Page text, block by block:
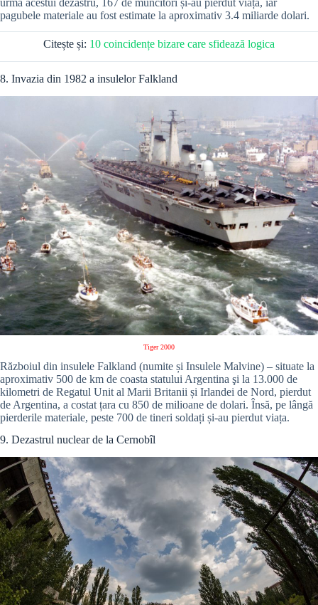
urma acestui dezastru, 167 de muncitori și-au pierdut viața, iar
pagubele materiale au fost estimate la aproximativ 3.4 miliarde dolari.
Citește și: 10 coincidențe bizare care sfidează logica
8. Invazia din 1982 a insulelor Falkland
Tiger 2000
Războiul din insulele Falkland (numite și Insulele Malvine) – situate la
aproximativ 500 de km de coasta statului Argentina şi la 13.000 de
kilometri de Regatul Unit al Marii Britanii și Irlandei de Nord, pierdut
de Argentina, a costat țara cu 850 de milioane de dolari. Însă, pe lângă
pierderile materiale, peste 700 de tineri soldați și-au pierdut viața.
9. Dezastrul nuclear de la Cernobîl